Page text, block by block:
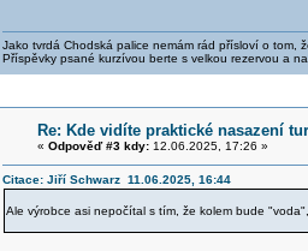
Jako tvrdá Chodská palice nemám rád přísloví o tom,
Příspěvky psané kurzívou berte s velkou rezervou a
Re: Kde vidíte praktické nasazení
« Odpověď #3 kdy:12.06.2025, 17:26 »
Citace: Jiří Schwarz 11.06.2025, 16:44
Ale výrobce asi nepočítal s tím, že kolem bude